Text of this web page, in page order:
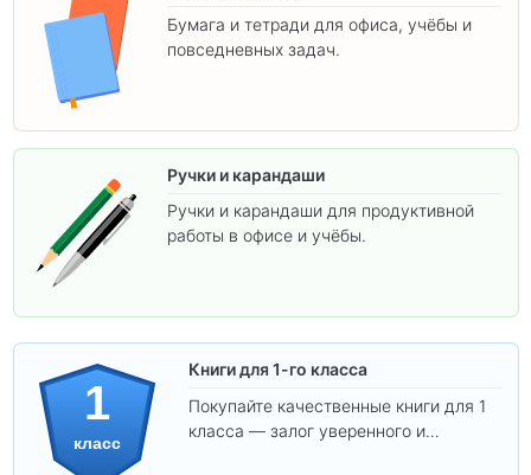
Бумага и тетради для офиса, учёбы и
повседневных задач.
Ручки и карандаши
Ручки и карандаши для продуктивной
работы в офисе и учёбы.
1
класс
Книги для 1-го класса
Покупайте качественные книги для 1
класса — залог уверенного и